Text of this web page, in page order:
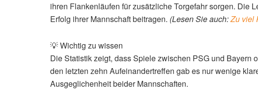
ihren Flankenläufen für zusätzliche Torgefahr sorgen. Die
Erfolg ihrer Mannschaft beitragen. (Lesen Sie auch:Zu viel
💡 Wichtig zu wissen
Die Statistik zeigt, dass Spiele zwischen PSG und Bayern
den letzten zehn Aufeinandertreffen gab es nur wenige
Ausgeglichenheit beider Mannschaften.